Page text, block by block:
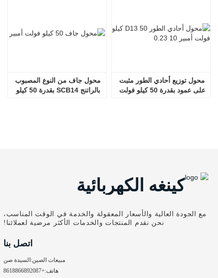
كينغه الكهربائية
مع الجودة العالية والأسعار المعقولة والخدمة في الوقت المناسب،
نحن نقدم المنتجات والخدمات الأكثر مرضية لعملائنا!
اتصل بنا
مبيعات الصين: السيدة صن
هاتف:+8618866892087